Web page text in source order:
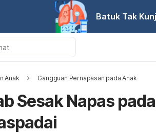
Batuk Tak
Anak Gangguan Pernapasan pada Anak
Sesak Napas